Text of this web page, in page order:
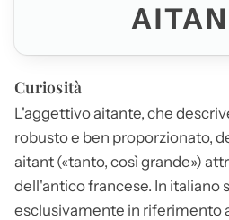
Curiosità
L'aggettivoaitante, che
robusto e ben proporzionato,
aitant («tanto, così grande»)
dell'antico francese. In italiano
esclusivamente in riferimento